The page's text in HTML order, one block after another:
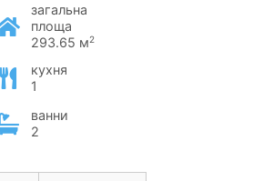
загальна
площа
293.65 м2
кухня
1
ванни
2